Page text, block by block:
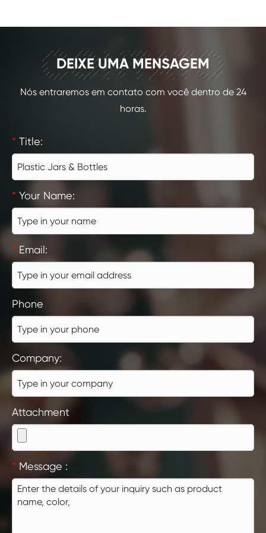
CONTATO
DEIXE UMA MENSAGEM
Nós entraremos em contato com você dentro de 24
horas.
* Title:
* Your Name:
* Email:
Phone
Company:
Attachment
* Message :